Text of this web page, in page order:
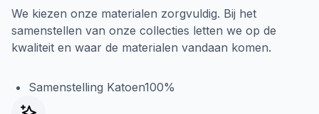
We kiezen onze materialen zorgvuldig. Bij het
samenstellen van onze collecties letten we op de
kwaliteit en waar de materialen vandaan komen.
Samenstelling Katoen100%